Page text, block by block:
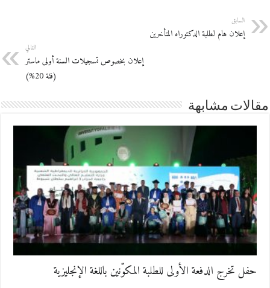
السابق
إعلان هام لطلبة الدكتوراه المتأخرين
التالي
إعلان بخصوص تسجيلات السنة أولى ماستر
(فئة 20%)
مقالات مشابهة
حفل تخرج الدفعة الأولى للطلبة المكوّنين باللغة الإنجليزية